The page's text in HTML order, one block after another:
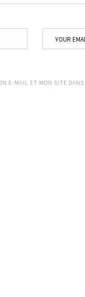
E-MAIL ET MON SITE